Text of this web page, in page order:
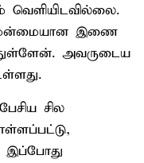
வெளியிடவில்லை.
இணை
அவருடைய
சில
இப்போது